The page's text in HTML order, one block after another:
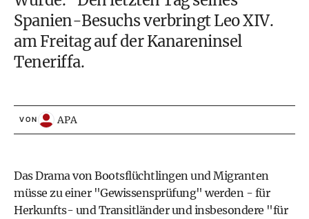
Spanien-Besuchs verbringt Leo XIV.
am Freitag auf der Kanareninsel
Teneriffa.
VON APA
Das Drama von Bootsflüchtlingen und Migranten
müsse zu einer "Gewissensprüfung" werden - für
Herkunfts- und Transitländer und insbesondere "für